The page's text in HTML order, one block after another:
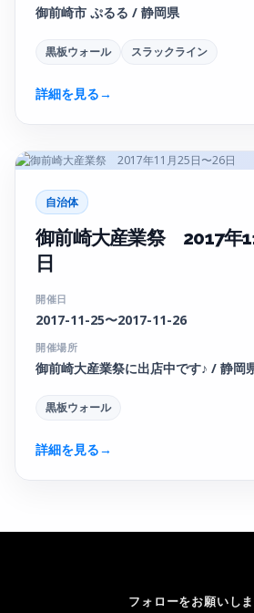
御前崎市 ぷるる / 静岡県
黒板ウォール スラックライン
詳細を見る→
自治体
御前崎大産業祭 2017年
日
開催日
2017-11-25〜2017-11-26
開催場所
御前崎大産業祭に出店中です♪ / 静岡
黒板ウォール
詳細を見る→
フォローをお願いしま